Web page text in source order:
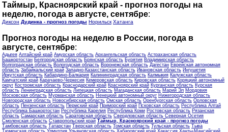
Таймыр, Красноярский край - прогноз погоды на
неделю, погода в августе, сентябре:
Диксон Дудинка - прогноз погоды Норильск Хатанга
Прогноз погоды на неделю в России, погода в
августе, сентябре:
Адыгея Алтайский край Амурская область Архангельская область Астраханская область
Башкортостан Белгородская область Брянская область Бурятия Владимирская область
Волгоградская область Вологодская область Воронежская область Дагестан Еврейская автономная
область Забайкальский край Западно-Казахстанская область Ивановская область Ингушетия
Иркутская область Кабардино-Балкария Калининградская область Калмыкия Калужская область
Камчатский край Карачаево-Черкесия Кемеровская область Кировская область Коряцкий автономный
округ Костромская область Краснодарский край Красноярский край Курганская область Курская
область Ленинградская область Липецкая область Магаданская область Марий Эл Мордовия
Московская область Мурманская область Ненецкий автономный округ Нижегородская область
Новгородская область Новосибирская область Омская область Оренбургская область Орловская
область Пензенская область Пермский край Приморский край Псковская область Республика Алтай
Республика Башкортостан Республика Карелия Республика Коми Ростовская область Рязанская
область Самарская область Саратовская область Свердловская область Северная Осетия
Смоленская область Ставропольский край Таймыр, Красноярский край - прогноз погоды
Тамбовская область Татарстан Тверская область Томская область Тульская область Тыва
Тюменская область Удмуртия Ульяновская область Хабаровский край Хакассия Ханты-Мансийский